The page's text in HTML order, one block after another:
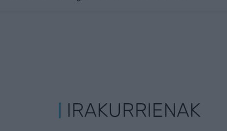
IRAKURRIENAK